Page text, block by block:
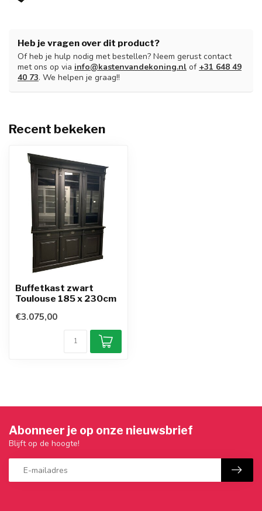
Heb je vragen over dit product?
Of heb je hulp nodig met bestellen? Neem gerust contact
met ons op via info@kastenvandekoning.nl of +31 648 49
40 73. We helpen je graag!!
Recent bekeken
Buffetkast zwart
Toulouse 185 x 230cm
€3.075,00
Abonneer je op onze nieuwsbrief
Blijft op de hoogte!